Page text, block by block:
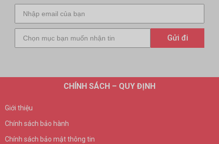
CHÍNH SÁCH – QUY ĐỊNH
Giới thiệu
Chính sách bảo hành
Chính sách bảo mật thông tin